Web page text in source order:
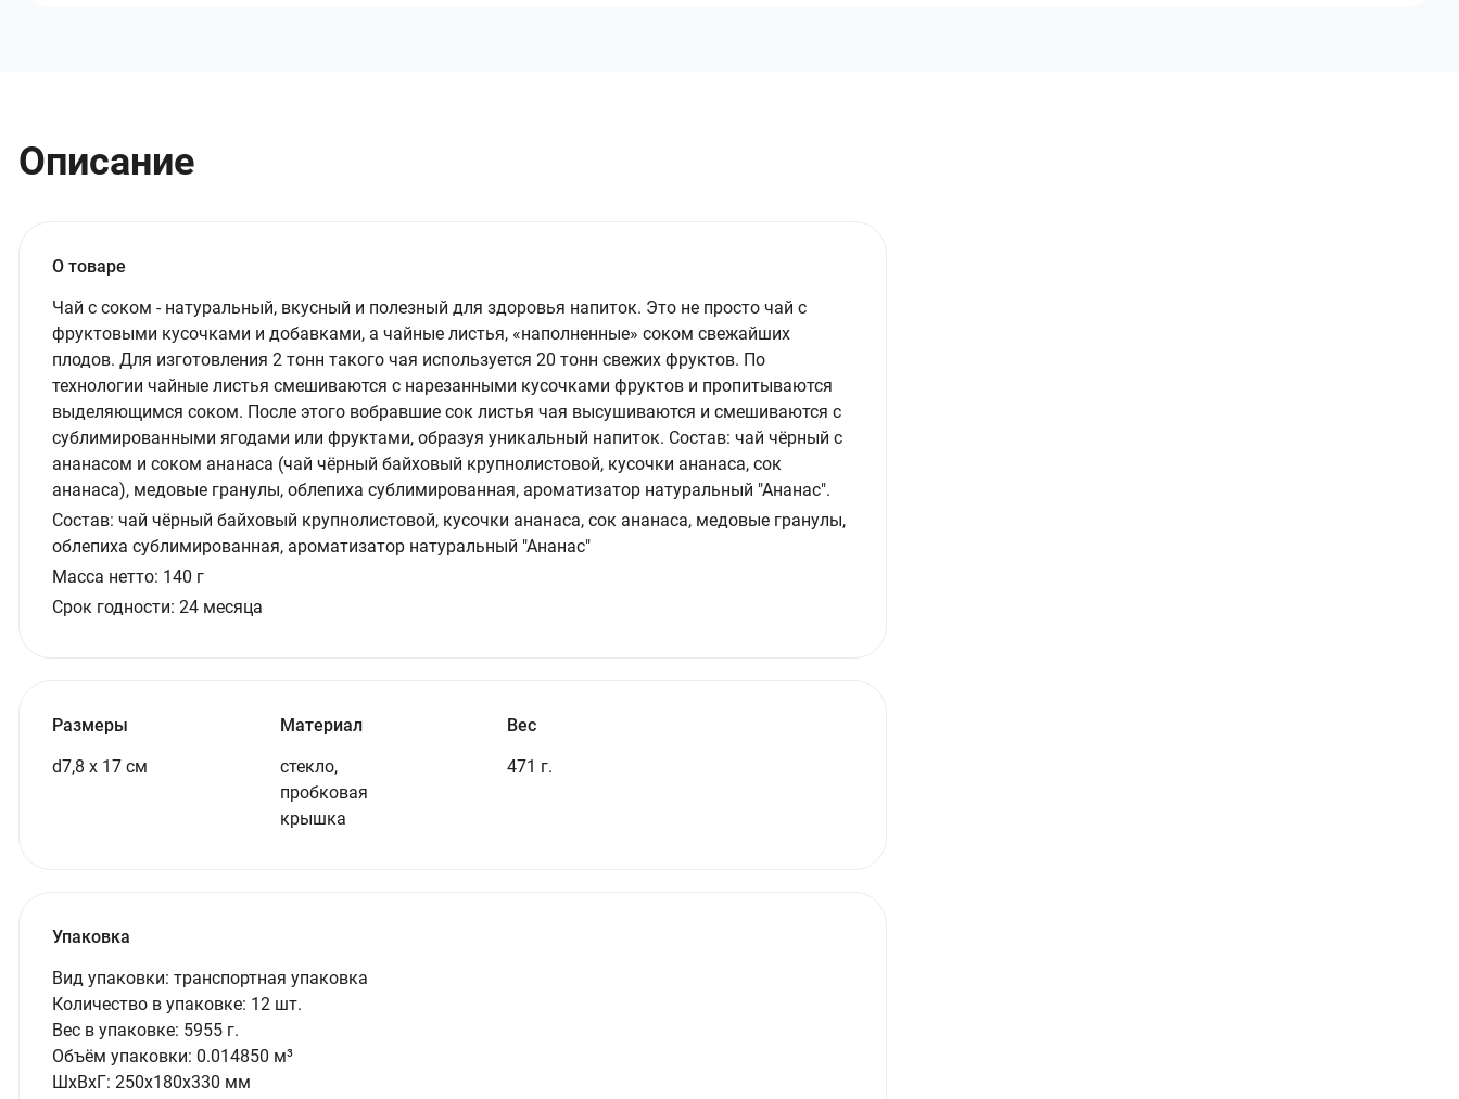
Описание
О товаре
Чай с соком - натуральный, вкусный и полезный для здоровья напиток. Это не просто чай с
фруктовыми кусочками и добавками, а чайные листья, «наполненные» соком свежайших
плодов. Для изготовления 2 тонн такого чая используется 20 тонн свежих фруктов. По
технологии чайные листья смешиваются с нарезанными кусочками фруктов и пропитываются
выделяющимся соком. После этого вобравшие сок листья чая высушиваются и смешиваются с
сублимированными ягодами или фруктами, образуя уникальный напиток. Состав: чай чёрный с
ананасом и соком ананаса (чай чёрный байховый крупнолистовой, кусочки ананаса, сок
ананаса), медовые гранулы, облепиха сублимированная, ароматизатор натуральный "Ананас".
Состав: чай чёрный байховый крупнолистовой, кусочки ананаса, сок ананаса, медовые гранулы,
облепиха сублимированная, ароматизатор натуральный "Ананас"
Масса нетто: 140 г
Срок годности: 24 месяца
Размеры
d7,8 х 17 см
Материал
стекло,
пробковая
крышка
Вес
471 г.
Упаковка
Вид упаковки: транспортная упаковка
Количество в упаковке: 12 шт.
Вес в упаковке: 5955 г.
Объём упаковки: 0.014850 м³
ШxВxГ: 250x180x330 мм